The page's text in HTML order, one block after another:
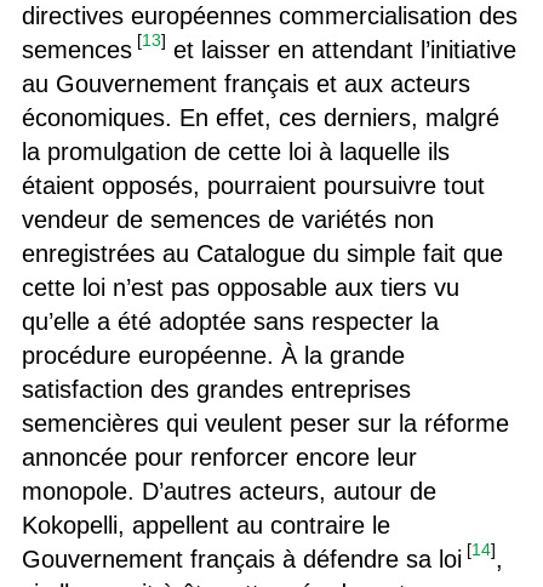
directives européennes commercialisation des
semences [13] et laisser en attendant l’initiative
au Gouvernement français et aux acteurs
économiques. En effet, ces derniers, malgré
la promulgation de cette loi à laquelle ils
étaient opposés, pourraient poursuivre tout
vendeur de semences de variétés non
enregistrées au Catalogue du simple fait que
cette loi n’est pas opposable aux tiers vu
qu’elle a été adoptée sans respecter la
procédure européenne. À la grande
satisfaction des grandes entreprises
semencières qui veulent peser sur la réforme
annoncée pour renforcer encore leur
monopole. D’autres acteurs, autour de
Kokopelli, appellent au contraire le
Gouvernement français à défendre sa loi[14],